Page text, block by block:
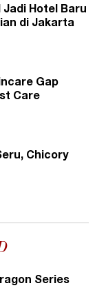
Jadi Hotel Baru
di Jakarta
Gap
Care
Chicory
Series